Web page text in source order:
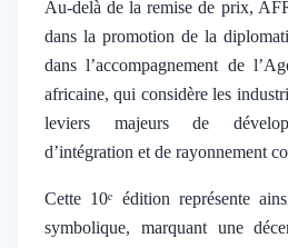
Au-delà de la remise de prix,
dans la promotion de la
dans l’accompagnement de
africaine, qui considère les
leviers majeurs de
d’intégration et de rayonnement
Cette 10ᵉ édition représente
symbolique, marquant une